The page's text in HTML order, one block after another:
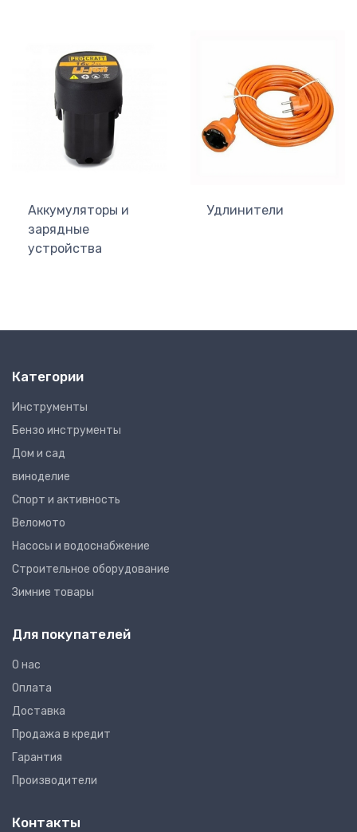
Аккумуляторы и
зарядные
устройства
Удлинители
Категории
Инструменты
Бензо инструменты
Дом и сад
виноделие
Спорт и активность
Веломото
Насосы и водоснабжение
Строительное оборудование
Зимние товары
Для покупателей
О нас
Оплата
Доставка
Продажа в кредит
Гарантия
Производители
Контакты